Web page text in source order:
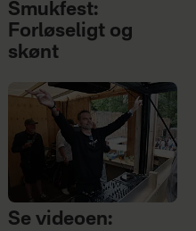
Smukfest:
Forløseligt og
skønt
Se videoen: